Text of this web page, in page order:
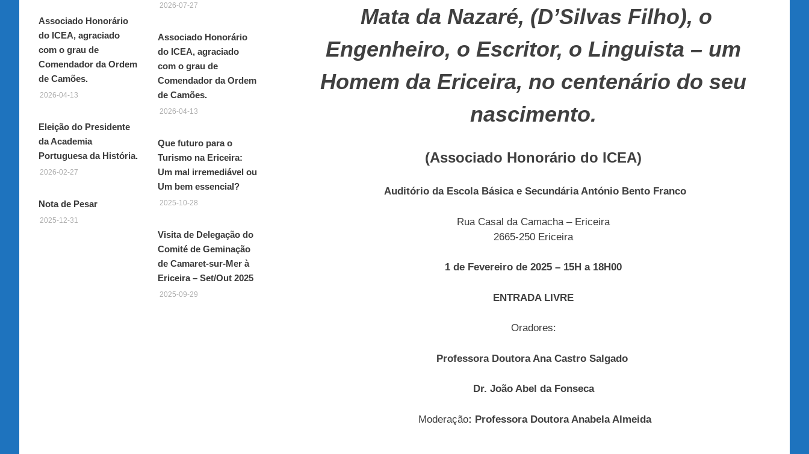
Mata da Nazaré, (D’Silvas Filho), o
Engenheiro, o Escritor, o Linguista – um
Homem da Ericeira, no centenário do seu
nascimento.
(Associado Honorário do ICEA)
Auditório da Escola Básica e Secundária António Bento Franco
Rua Casal da Camacha – Ericeira
2665-250 Ericeira
1 de Fevereiro de 2025 – 15H a 18H00
ENTRADA LIVRE
Oradores:
Professora Doutora Ana Castro Salgado
Dr. João Abel da Fonseca
Moderação: Professora Doutora Anabela Almeida
Associado Honorário
do ICEA, agraciado
com o grau de
Comendador da Ordem
de Camões.
2026-04-13
Eleição do Presidente
da Academia
Portuguesa da História.
2026-02-27
Nota de Pesar
2025-12-31
2026-07-27
Associado Honorário
do ICEA, agraciado
com o grau de
Comendador da Ordem
de Camões.
2026-04-13
Que futuro para o
Turismo na Ericeira:
Um mal irremediável ou
Um bem essencial?
2025-10-28
Visita de Delegação do
Comité de Geminação
de Camaret-sur-Mer à
Ericeira – Set/Out 2025
2025-09-29